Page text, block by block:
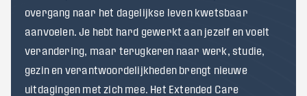
overgang naar het dagelijkse leven kwetsbaar
aanvoelen. Je hebt hard gewerkt aan jezelf en voelt
verandering, maar terugkeren naar werk, studie,
gezin en verantwoordelijkheden brengt nieuwe
uitdagingen met zich mee. Het Extended Care